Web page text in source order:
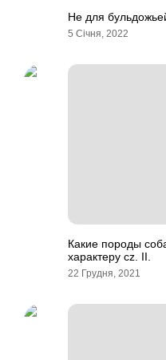
Не для
5 Січня, 2022
Какие породы
характеру cz. II.
22 Грудня, 2021